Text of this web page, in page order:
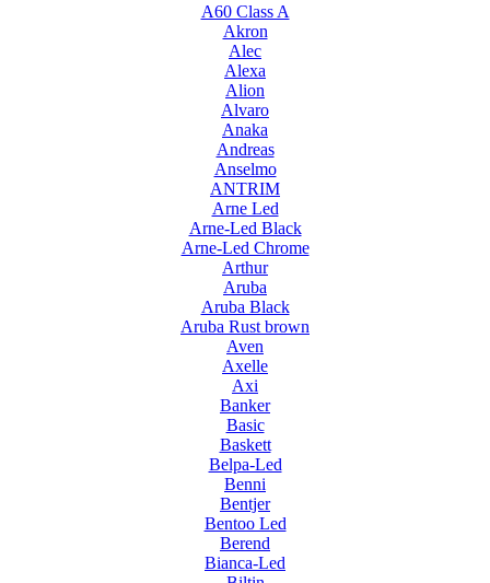
A60 Class A
Akron
Alec
Alexa
Alion
Alvaro
Anaka
Andreas
Anselmo
ANTRIM
Arne Led
Arne-Led Black
Arne-Led Chrome
Arthur
Aruba
Aruba Black
Aruba Rust brown
Aven
Axelle
Axi
Banker
Basic
Baskett
Belpa-Led
Benni
Bentjer
Bentoo Led
Berend
Bianca-Led